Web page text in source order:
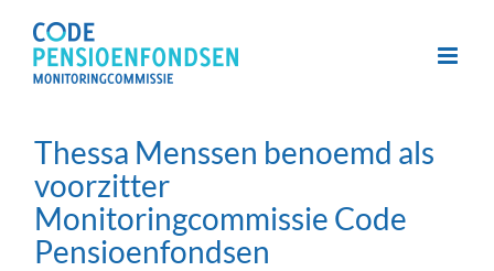
content
Thessa Menssen benoemd als
voorzitter
Monitoringcommissie Code
Pensioenfondsen